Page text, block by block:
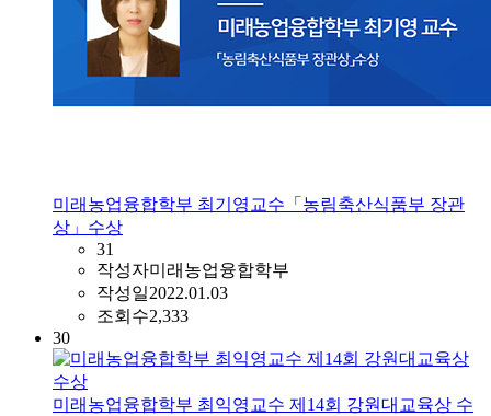
미래농업융합학부 최기영교수「농림축산식품부 장관
상」수상
31
작성자미래농업융합학부
작성일2022.01.03
조회수2,333
30
미래농업융합학부 최익영교수 제14회 강원대교육상 수